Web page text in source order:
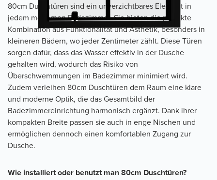
80cm Duschtüren sind ein unverzichtbares Element in
jedem modernen Badezimmer. Sie bieten die perfekte
Kombination aus Funktionalität und Ästhetik, besonders in
kleineren Bädern, wo jeder Zentimeter zählt. Diese Türen
sorgen dafür, dass das Wasser effektiv in der Dusche
gehalten wird, wodurch das Risiko von
Überschwemmungen im Badezimmer minimiert wird.
Zudem verleihen 80cm Duschtüren dem Raum eine klare
und moderne Optik, die das Gesamtbild der
Badezimmereinrichtung harmonisch ergänzt. Dank ihrer
kompakten Breite passen sie auch in enge Nischen und
ermöglichen dennoch einen komfortablen Zugang zur
Dusche.
Wie installiert oder benutzt man 80cm Duschtüren?